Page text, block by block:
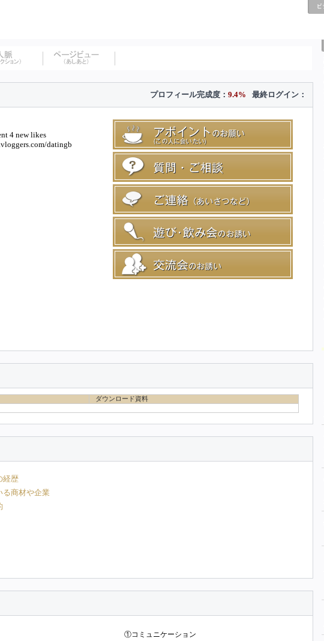
最終ログイン：
プロフィール完成度： 9.4%
4 new likes
datingb
ダウンロード資料
経歴
る商材や企業